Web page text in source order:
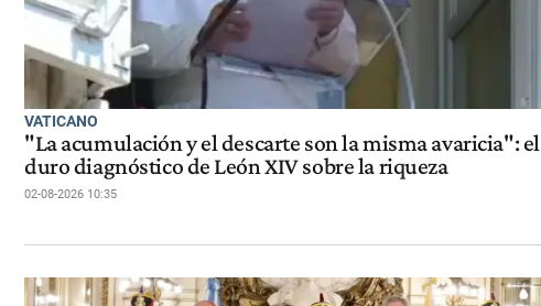
VATICANO
"La acumulación y el descarte son la misma avaricia": el
duro diagnóstico de León XIV sobre la riqueza
02-08-2026 10:35